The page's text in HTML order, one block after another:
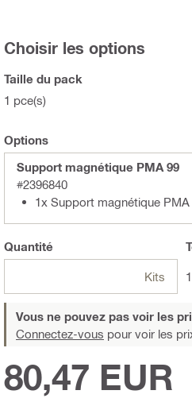
Choisir les options
Taille du pack
1 pce(s)
Options
Support magnétique PMA 99
#2396840
1x Support magnétique PMA
Quantité
Kits 1
Vous ne pouvez pas voir les
Connectez-vous pour voir les
80,47 EUR